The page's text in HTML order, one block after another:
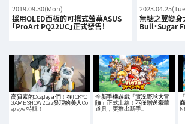
2019.09.30(Mon)
採用OLED面板的可攜式螢幕ASUS
「ProArt PQ22UC」正式發售！
無糖之翼變身
Bull・Sugar
高質素的Cosplayer們！在TOKYO
GAME SHOW 2022發現的美人Co
splayer特輯！
全新手機遊戲「實況野球大冒
險」正式上線！不僅贈送豪華
道具，更推出新手…